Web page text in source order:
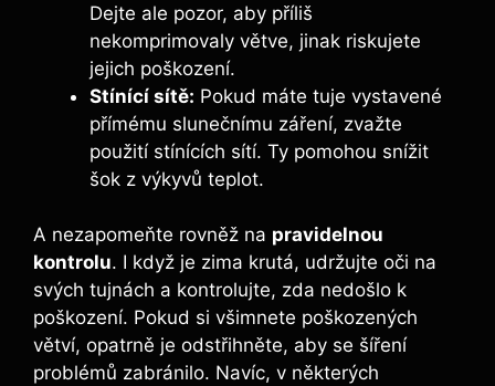
Dejte ale pozor, aby příliš
nekomprimovaly větve, jinak riskujete
jejich poškození.
Stínící sítě: Pokud máte tuje vystavené
přímému slunečnímu záření, zvažte
použití stínících sítí. Ty pomohou snížit
šok z výkyvů teplot.
A nezapomeňte rovněž na pravidelnou
kontrolu. I když je zima krutá, udržujte oči na
svých tujnách a kontrolujte, zda nedošlo k
poškození. Pokud si všimnete poškozených
větví, opatrně je odstřihněte, aby se šíření
problémů zabránilo. Navíc, v některých